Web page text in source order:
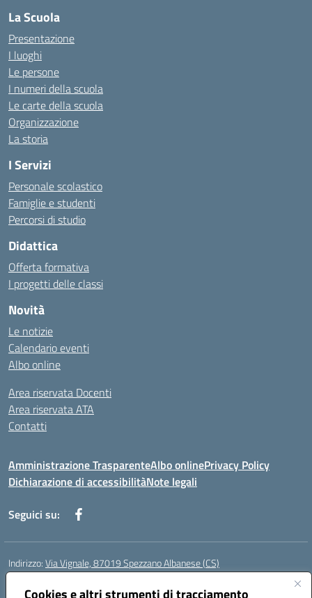
Cookies e altri strumenti di tracciamento
La Scuola
Presentazione
I luoghi
Le persone
I numeri della scuola
Le carte della scuola
Organizzazione
La storia
I Servizi
Personale scolastico
Famiglie e studenti
Percorsi di studio
Didattica
Offerta formativa
I progetti delle classi
Novità
Le notizie
Calendario eventi
Albo online
Area riservata Docenti
Area riservata ATA
Contatti
Amministrazione TrasparenteAlbo onlinePrivacy Policy
Dichiarazione di accessibilitàNote legali
Seguici su:
Indirizzo:Via Vignale, 87019 Spezzano Albanese (CS)
Centralino:
Posta elettronica certificata (PEC):csic878003@pec.istruzione.it